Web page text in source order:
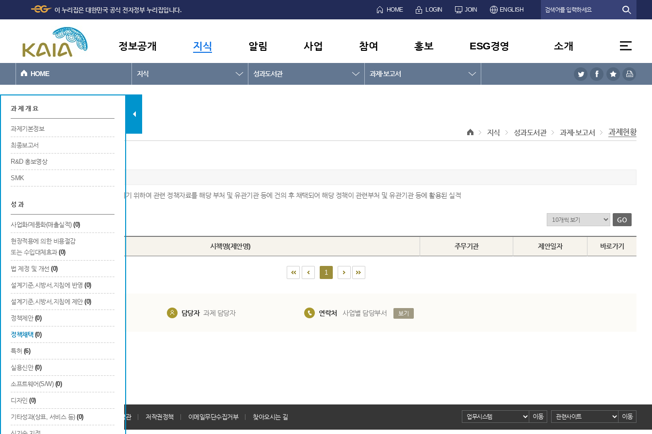
본문바로가기
이 누리집은 대한민국 공식 전자정부 누리집입니다. HOME LOGIN JOIN ENGLISH
정보공개 지식 알림 사업 참여 홍보 ESG경영 소개
HOME 지식 성과도서관 과제·보고서
과제현황
지식 성과도서관 과제·보고서 과제현황
과 제 개 요
과제기본정보
최종보고서
R&D 홍보영상
SMK
성 과
사업화/제품화(매출실적) (0)
현장적용에 의한 비용절감
또는 수입대체효과 (0)
법 제정 및 개선 (0)
설계기준,시방서,지침에 반영 (0)
설계기준,시방서,지침에 제안 (0)
정책제안 (0)
정책채택 (0)
특허 (6)
실용신안 (0)
소프트웨어(S/W) (0)
디자인 (0)
기타성과(상표, 서비스 등) (0)
정책채택
※ 연구수행 결과를 정부정책에 반영시키기 위하여 관련 정책자료를 해당 부처 및 유관기관 등에 건의 후 채택되어 해당 정책이 관련부처 및 유관기관 등에 활용된 실적
Total0건
번호 시책명(제안명) 주무기관 제안일자 바로가기
1
담당자 과제 담당자 연락처 사업별 담당부서 보기
개인정보처리방침 회원가입약관 저작권정책 이메일무단수집거부 찾아오시는 길 이동 이동